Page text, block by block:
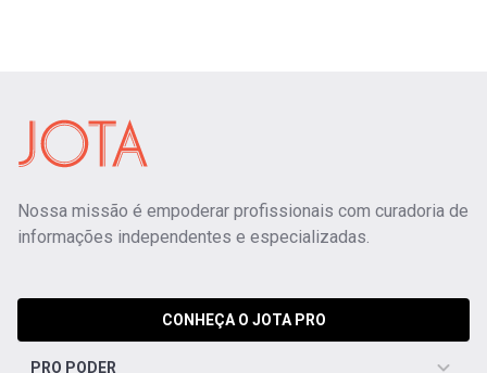
Nossa missão é empoderar profissionais com curadoria de
informações independentes e especializadas.
CONHEÇA O JOTA PRO
PRO PODER